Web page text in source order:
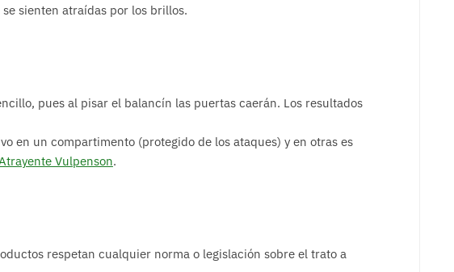
sienten atraídas por los brillos.
pues al pisar el balancín las puertas caerán. Los resultados
en un compartimento (protegido de los ataques) y en otras es
Vulpenson.
respetan cualquier norma o legislación sobre el trato a